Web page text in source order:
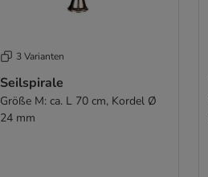
3 Varianten
Seilspirale
Größe M: ca. L 70 cm, Kordel Ø
24 mm